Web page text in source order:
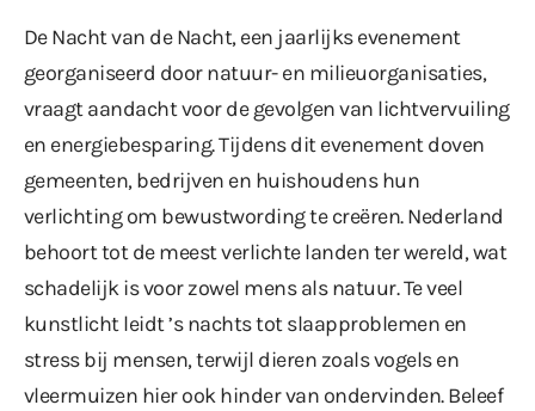
De Nacht van de Nacht, een jaarlijks evenement
georganiseerd door natuur- en milieuorganisaties,
vraagt aandacht voor de gevolgen van lichtvervuiling
en energiebesparing. Tijdens dit evenement doven
gemeenten, bedrijven en huishoudens hun
verlichting om bewustwording te creëren. Nederland
behoort tot de meest verlichte landen ter wereld, wat
schadelijk is voor zowel mens als natuur. Te veel
kunstlicht leidt ’s nachts tot slaapproblemen en
stress bij mensen, terwijl dieren zoals vogels en
vleermuizen hier ook hinder van ondervinden. Beleef